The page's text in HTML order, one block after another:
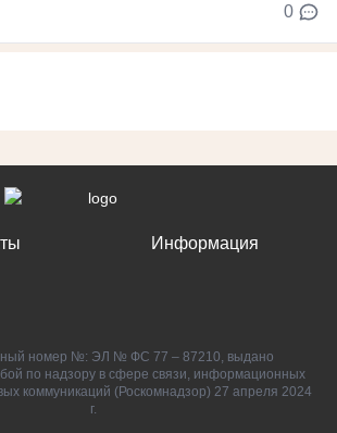
0
Информация
номер №: ЭЛ № ФС 77 – 87210, выдано
по надзору в сфере связи, информационных
коммуникаций (Роскомнадзор) 27 апреля 2024
г.